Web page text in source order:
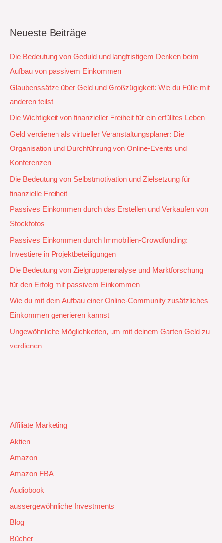
Neueste Beiträge
Die Bedeutung von Geduld und langfristigem Denken beim
Aufbau von passivem Einkommen
Glaubenssätze über Geld und Großzügigkeit: Wie du Fülle mit
anderen teilst
Die Wichtigkeit von finanzieller Freiheit für ein erfülltes Leben
Geld verdienen als virtueller Veranstaltungsplaner: Die
Organisation und Durchführung von Online-Events und
Konferenzen
Die Bedeutung von Selbstmotivation und Zielsetzung für
finanzielle Freiheit
Passives Einkommen durch das Erstellen und Verkaufen von
Stockfotos
Passives Einkommen durch Immobilien-Crowdfunding:
Investiere in Projektbeteiligungen
Die Bedeutung von Zielgruppenanalyse und Marktforschung
für den Erfolg mit passivem Einkommen
Wie du mit dem Aufbau einer Online-Community zusätzliches
Einkommen generieren kannst
Ungewöhnliche Möglichkeiten, um mit deinem Garten Geld zu
verdienen
Affiliate Marketing
Aktien
Amazon
Amazon FBA
Audiobook
aussergewöhnliche Investments
Blog
Bücher